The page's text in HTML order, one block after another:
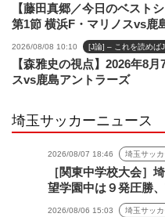
【藤田真郷／今日のベスト
第1節 横浜F・マリノスvs鹿
2026/08/08 10:10 [J論] – これを読めば
【森雅史の視点】2026年8
スvs鹿島アントラーズ
埼玉サッカーニュース
2026/08/07 18:46 埼玉サッ
［関東中学校大会］
望学園中は９発圧勝
2026/08/06 15:03 埼玉サッ